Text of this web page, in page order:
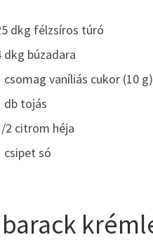
dkg félzsíros túró
dkg búzadara
csomag vaníliás cukor (10 g)
db tojás
2 citrom héja
csipet só